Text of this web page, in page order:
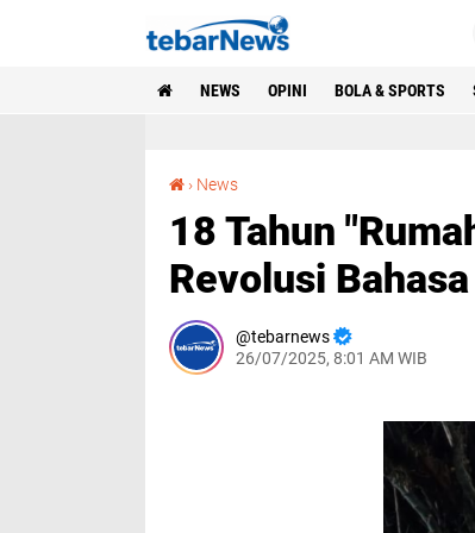
NEWS OPINI BOLA & SPORTS
› News
18 Tahun
Revolusi
tebarnews
26/07/2025, 8:01 AM WIB